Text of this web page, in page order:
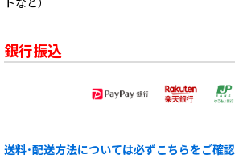
トなど）
銀行振込
送料･配送方法については必ずこちらをご確認